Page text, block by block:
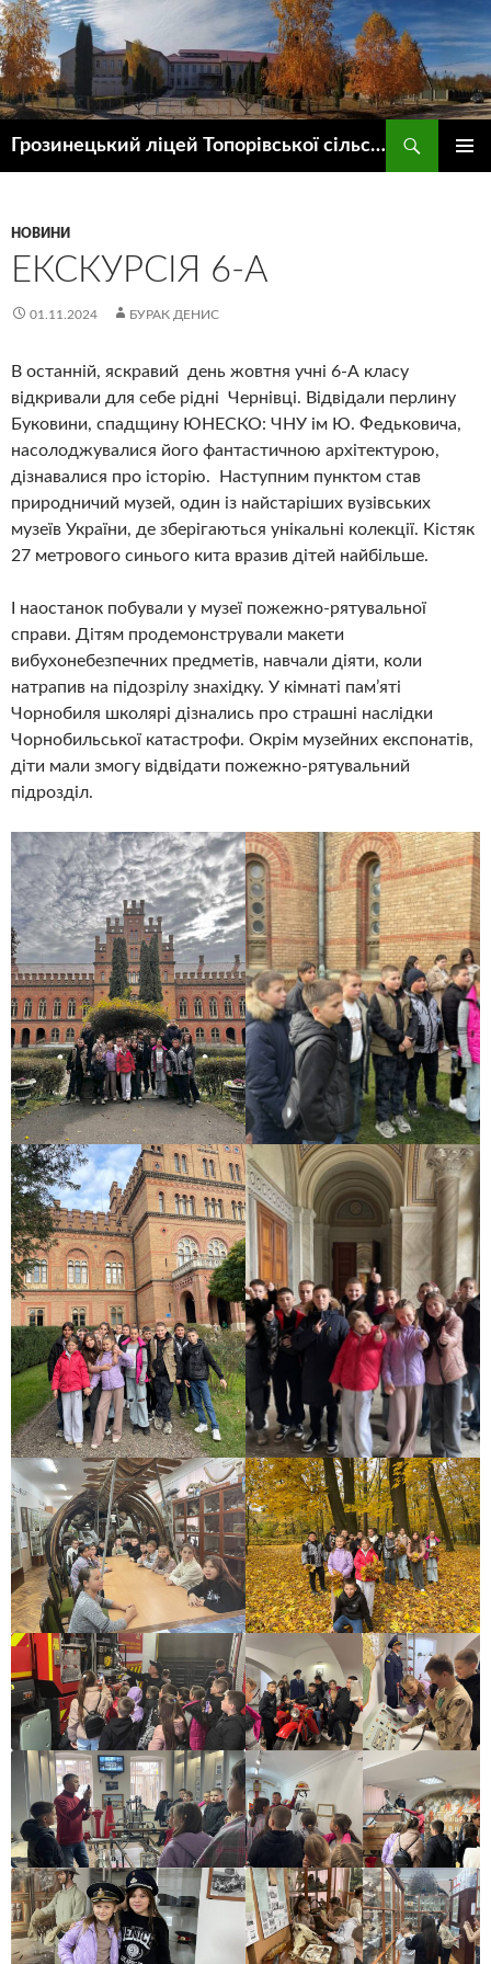
Грозинецький ліцей Топорівської сільської ради
НОВИНИ
ЕКСКУРСІЯ 6-А
01.11.2024 БУРАК ДЕНИС
В останній, яскравий день жовтня учні 6-А класу
відкривали для себе рідні Чернівці. Відвідали перлину
Буковини, спадщину ЮНЕСКО: ЧНУ ім Ю. Федьковича,
насолоджувалися його фантастичною архітектурою,
дізнавалися про історію. Наступним пунктом став
природничий музей, один із найстаріших вузівських
музеїв України, де зберігаються унікальні колекції. Кістяк
27 метрового синього кита вразив дітей найбільше.
І наостанок побували у музеї пожежно-рятувальної
справи. Дітям продемонстрували макети
вибухонебезпечних предметів, навчали діяти, коли
натрапив на підозрілу знахідку. У кімнаті пам’яті
Чорнобиля школярі дізнались про страшні наслідки
Чорнобильської катастрофи. Окрім музейних експонатів,
діти мали змогу відвідати пожежно-рятувальний
підрозділ.